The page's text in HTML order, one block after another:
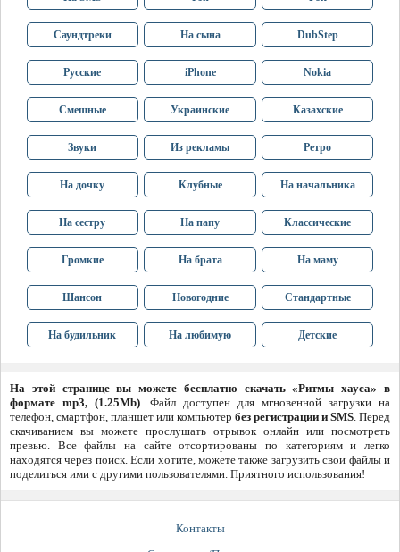
Саундтреки На сына DubStep
Русские iPhone Nokia
Смешные Украинские Казахские
Звуки Из рекламы Ретро
На дочку Клубные На начальника
На сестру На папу Классические
Громкие На брата На маму
Шансон Новогодние Стандартные
На будильник На любимую Детские
На этой странице вы можете бесплатно скачать «Ритмы хауса» в
формате mp3, (1.25Mb). Файл доступен для мгновенной загрузки на
телефон, смартфон, планшет или компьютер без регистрации и SMS. Перед
скачиванием вы можете прослушать отрывок онлайн или посмотреть
превью. Все файлы на сайте отсортированы по категориям и легко
находятся через поиск. Если хотите, можете также загрузить свои файлы и
поделиться ими с другими пользователями. Приятного использования!
Контакты